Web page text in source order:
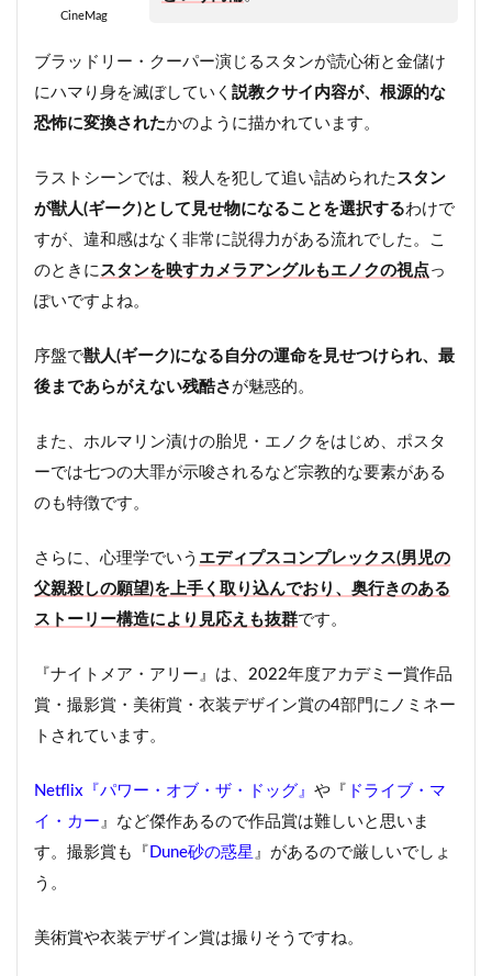
CineMag
ブラッドリー・クーパー演じるスタンが読心術と金儲け
にハマり身を滅ぼしていく 説教クサイ内容が、根源的な
恐怖に変換されたかのように描かれています。
ラストシーンでは、殺人を犯して追い詰められた スタン
が獣人(ギーク)として見せ物になることを選択するわけで
すが、違和感はなく非常に説得力がある流れでした。こ
のときにスタンを映すカメラアングルもエノクの視点 っ
ぽいですよね。
序盤で獣人(ギーク)になる自分の運命を見せつけられ、最
後まであらがえない残酷さ が魅惑的。
また、ホルマリン漬けの胎児・エノクをはじめ、ポスタ
ーでは七つの大罪が示唆されるなど宗教的な要素がある
のも特徴です。
さらに、心理学でいう エディプスコンプレックス(男児の
父親殺しの願望)を上手く取り込んでおり、奥行きのある
ストーリー構造により見応えも抜群です。
『ナイトメア・アリー』は、2022年度アカデミー賞作品
賞・撮影賞・美術賞・衣装デザイン賞の4部門にノミネー
トされています。
Netflix『パワー・オブ・ザ・ドッグ』 や『
ドライブ・マ
イ・カー 』など傑作あるので作品賞は難しいと思いま
す。撮影賞も『 Dune砂の惑星 』があるので厳しいでしょ
う。
美術賞や衣装デザイン賞は撮りそうですね。